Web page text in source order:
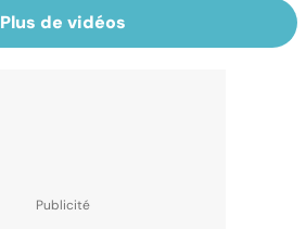
Plus de vidéos